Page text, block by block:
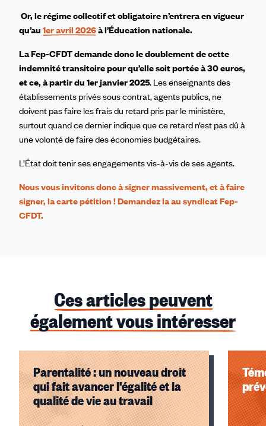
Or, le régime collectif et obligatoire n’entrera en vigueur
qu’au 1er avril 2026à l’Éducation nationale.
La Fep-CFDT demande doncle doublement de cette
indemnité transitoire pour qu’elle soit portée à 30 euros,
et ce, à partir du 1er janvier 2025. Les enseignants des
établissements privés sous contrat, agents publics, ne
doivent pas faire les frais du retard pris par le ministère,
surtout quand ce dernier indique que ce retard n’est pas dû à
une volonté de faire des économies budgétaires.
L’État doit tenir ses engagements vis-à-vis de ses agents.
Nous vous invitons donc àsigner massivement, et à faire
signer, la carte pétition ! Demandez la au syndicat Fep-
CFDT.
Ces articles peuvent
également vous intéresser
Parentalité : un nouveau droit
qui fait avancer l'égalité et la
qualité de vie au travail